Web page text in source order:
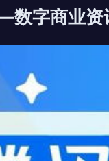
字商业资